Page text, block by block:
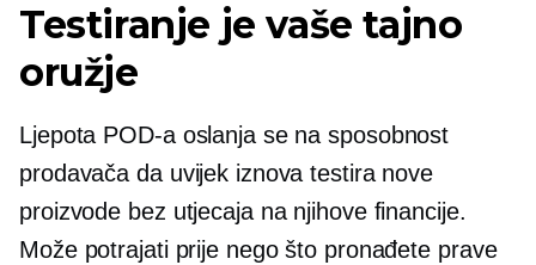
Testiranje je vaše tajno
oružje
Ljepota POD-a oslanja se na sposobnost
prodavača da uvijek iznova testira nove
proizvode bez utjecaja na njihove financije.
Može potrajati prije nego što pronađete prave